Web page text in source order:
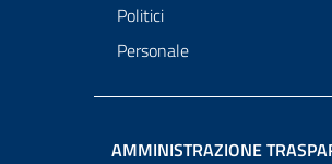
Politici
Personale
AMMINISTRAZIONE